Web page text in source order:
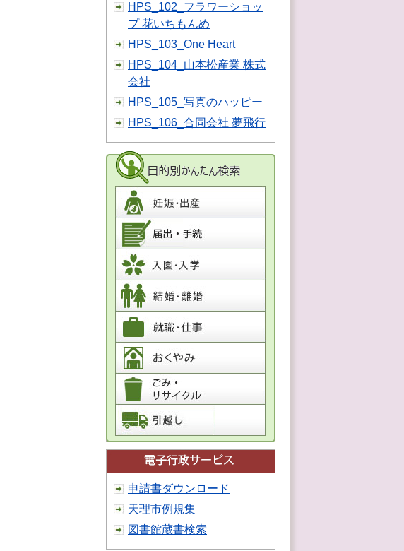
HPS_102_フラワーショッ
プ 花いちもんめ
HPS_103_One Heart
HPS_104_山本松産業 株式
会社
HPS_105_写真のハッピー
HPS_106_合同会社 夢飛行
申請書ダウンロード
天理市例規集
図書館蔵書検索